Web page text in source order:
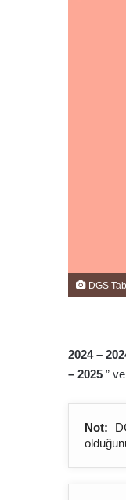
DGS
2024 –
– 2025 ”
Not: